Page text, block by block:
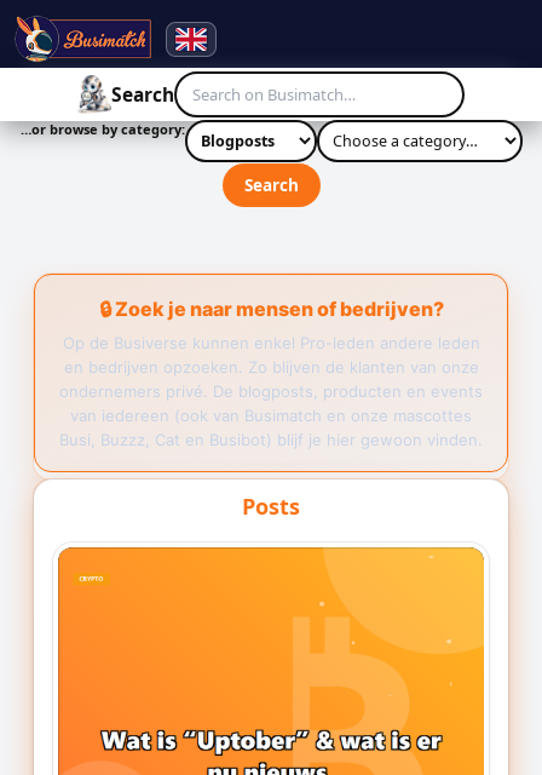
☰
🔒 Zoek je naar mensen of bedrijven?
Op de Busiverse kunnen enkel Pro-leden andere leden
en bedrijven opzoeken. Zo blijven de klanten van onze
ondernemers privé. De blogposts, producten en events
van iedereen (ook van Busimatch en onze mascottes
Busi, Buzzz, Cat en Busibot) blijf je hier gewoon vinden.
Posts
Search
…or browse by category:
Search